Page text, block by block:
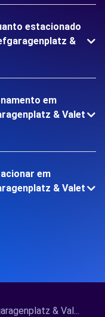
estacionado
&
em
& Valet
em
& Valet
& Val...